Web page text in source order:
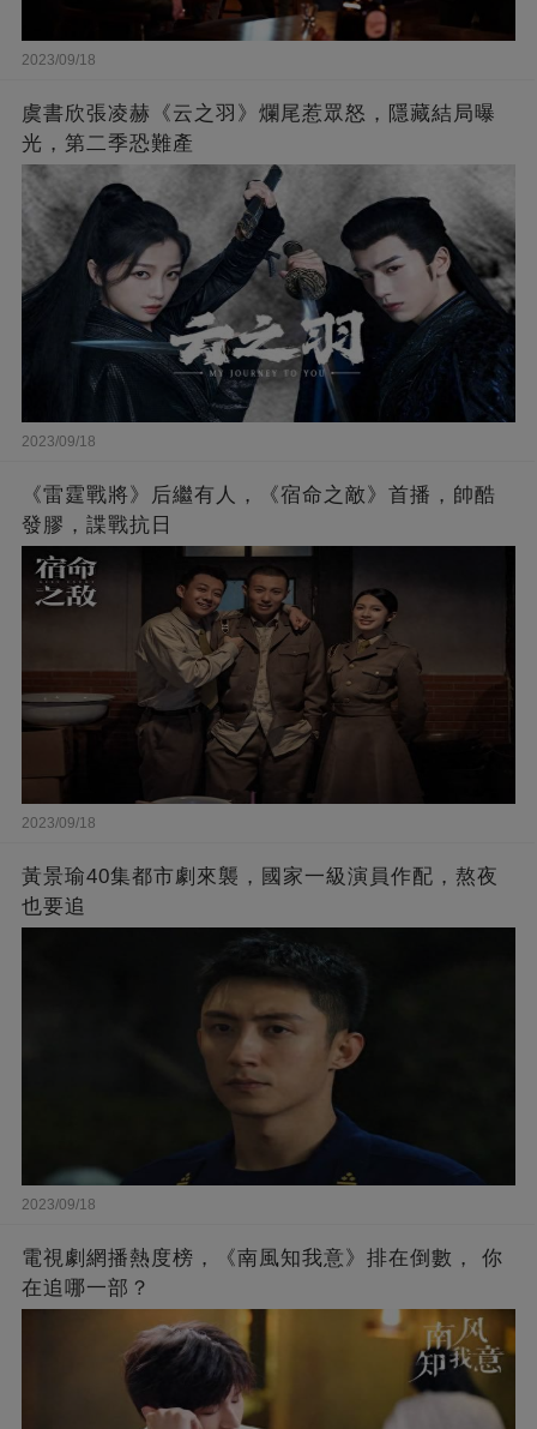
2023/09/18
虞書欣張凌赫《云之羽》爛尾惹眾怒，隱藏結局曝
光，第二季恐難產
2023/09/18
《雷霆戰將》后繼有人，《宿命之敵》首播，帥酷
發膠，諜戰抗日
2023/09/18
黃景瑜40集都市劇來襲，國家一級演員作配，熬夜
也要追
2023/09/18
電視劇網播熱度榜，《南風知我意》排在倒數， 你
在追哪一部？